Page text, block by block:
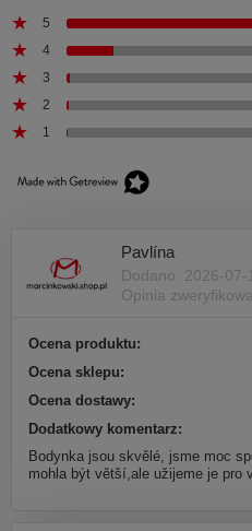
5
4
3
2
1
Pavlína
Dodano: 2026-07-
Opinia
Ocena produktu:
Ocena sklepu:
Ocena dostawy:
Dodatkowy komentarz:
Bodynka jsou skvělé, jsme moc
mohla být větší,ale užijeme je pro